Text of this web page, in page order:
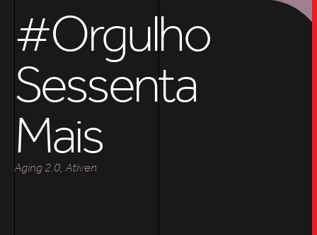
#Orgulho
Sessenta
Mais
Aging 2.0, Ativen